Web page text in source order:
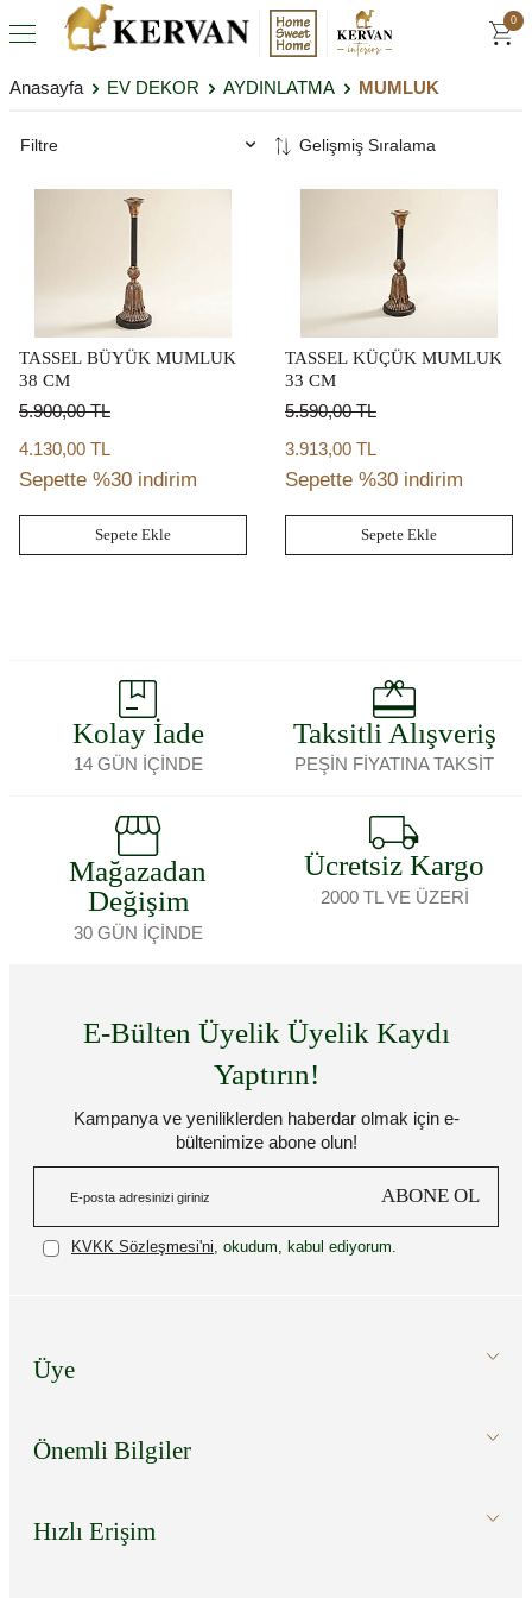
0
Anasayfa EV DEKOR AYDINLATMA MUMLUK
Filtre
TASSEL BÜYÜK MUMLUK
38 CM
5.900,00TL
4.130,00 TL
Sepette %30 indirim
Sepete Ekle
TASSEL KÜÇÜK MUMLUK
33 CM
5.590,00TL
3.913,00 TL
Sepette %30 indirim
Sepete Ekle
Kolay İade
14 GÜN İÇİNDE
Taksitli Alışveriş
PEŞİN FİYATINA TAKSİT
Mağazadan
Değişim
30 GÜN İÇİNDE
Ücretsiz Kargo
2000 TL VE ÜZERİ
E-Bülten Üyelik Üyelik Kaydı
Yaptırın!
Kampanya ve yeniliklerden haberdar olmak için e-
bültenimize abone olun!
ABONE OL
KVKK Sözleşmesi'ni , okudum, kabul ediyorum.
Üye
Önemli Bilgiler
Hızlı Erişim